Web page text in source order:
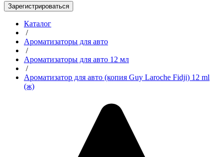
Зарегистрироваться
Каталог
/
Ароматизаторы для авто
/
Ароматизаторы для авто 12 мл
/
Ароматизатор для авто (копия Guy Laroche Fidji) 12 ml
(ж)